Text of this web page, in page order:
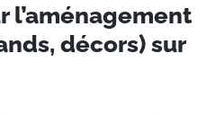
l’aménagement
décors) sur